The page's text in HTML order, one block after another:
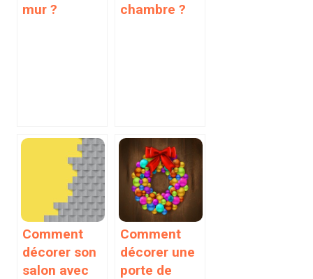
mur ?
chambre ?
Comment
décorer son
salon avec
Comment
décorer une
porte de